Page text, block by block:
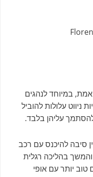
במיוחד לנהגים
ניווט עלולות להוביל
להסתמך עליהן בלבד.
סיבה להיכנס עם רכב
והמשך בהליכה רגלית
יותר עם אופי